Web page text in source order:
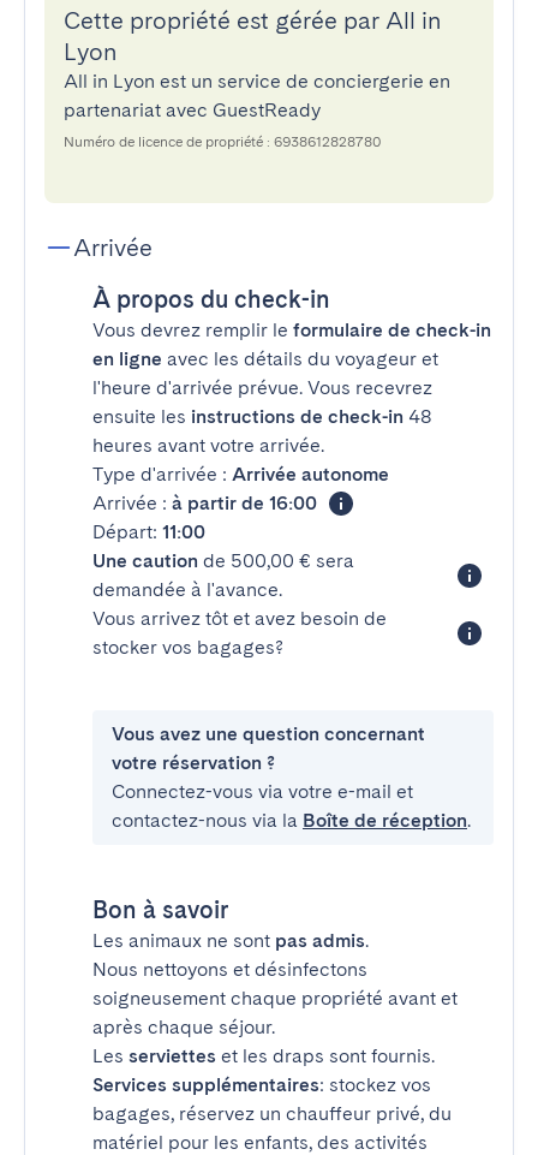
Cette propriété est gérée par All in
Lyon
All in Lyon est un service de conciergerie en
partenariat avec GuestReady
Numéro de licence de propriété : 6938612828780
Arrivée
À propos du check-in
Vous devrez remplir le formulaire de check-in
en ligne avec les détails du voyageur et
l'heure d'arrivée prévue. Vous recevrez
ensuite les instructions de check-in 48
heures avant votre arrivée.
Type d'arrivée : Arrivée autonome
Arrivée : à partir de 16:00
Départ: 11:00
Une caution de 500,00 € sera
demandée à l'avance.
Vous arrivez tôt et avez besoin de
stocker vos bagages?
Vous avez une question concernant
votre réservation ?
Connectez-vous via votre e-mail et
contactez-nous via la Boîte de réception.
Bon à savoir
Les animaux ne sont pas admis.
Nous nettoyons et désinfectons
soigneusement chaque propriété avant et
après chaque séjour.
Les serviettes et les draps sont fournis.
Services supplémentaires: stockez vos
bagages, réservez un chauffeur privé, du
matériel pour les enfants, des activités